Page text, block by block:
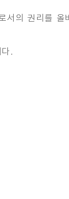
서의 권리를 올
.